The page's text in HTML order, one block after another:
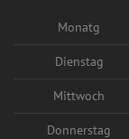
Monatg
Dienstag
Mittwoch
Donnerstag